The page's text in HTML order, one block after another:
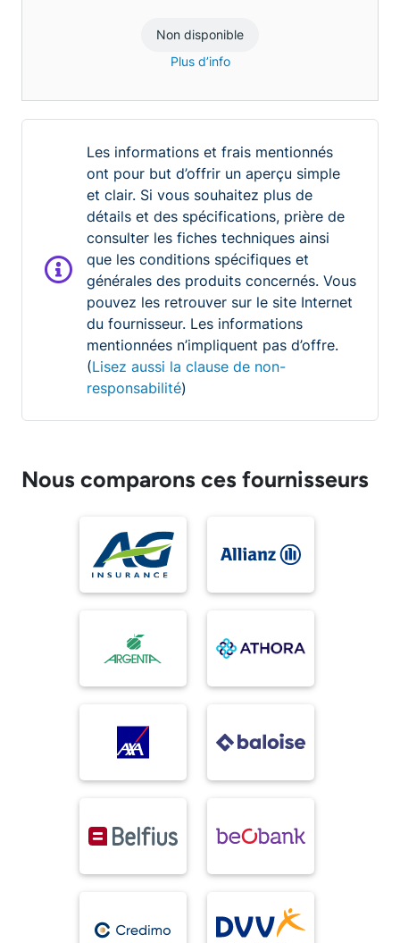
Non disponible
Plus d’info
Les informations et frais mentionnés
ont pour but d’offrir un aperçu simple
et clair. Si vous souhaitez plus de
détails et des spécifications, prière de
consulter les fiches techniques ainsi
que les conditions spécifiques et
générales des produits concernés. Vous
pouvez les retrouver sur le site Internet
du fournisseur. Les informations
mentionnées n’impliquent pas d’offre.
(Lisez aussi la clause de non-
responsabilité)
Nous comparons ces fournisseurs